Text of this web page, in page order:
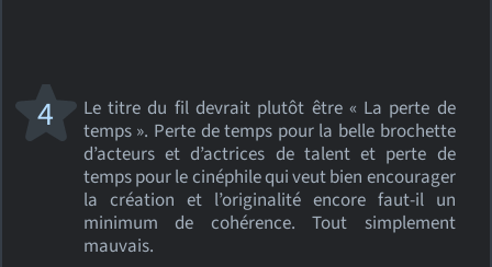
Le titre du fil devrait plutôt être « La perte de
temps ». Perte de temps pour la belle brochette
d’acteurs et d’actrices de talent et perte de
temps pour le cinéphile qui veut bien encourager
la création et l’originalité encore faut-il un
minimum de cohérence. Tout simplement
mauvais.
4